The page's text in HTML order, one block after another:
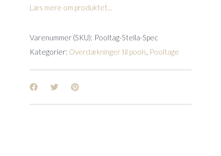
Læs mere om produktet...
Varenummer (SKU): Pooltag-Stella-Spec
Kategorier: Overdækninger til pools, Pooltage